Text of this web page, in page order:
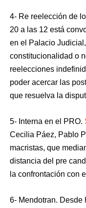
4- Re reelección de
20 a las 12 está
en el Palacio
constitucionalidad o
reelecciones
poder acercar las
que resuelva la
5- Interna en el PRO.
Cecilia Páez, Pablo
macristas, que
distancia del pre
la confrontación con
6- Mendotran. Desde